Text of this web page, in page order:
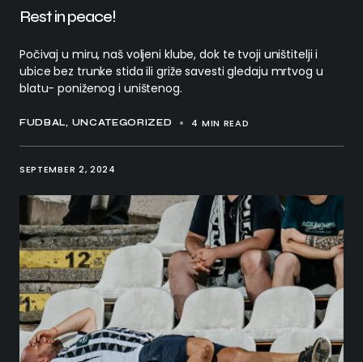
FUDBAL UNCATEGORIZED 4 MIN READ
Rest in peace!
Počivaj u miru, naš voljeni klube, dok te tvoji uništitelji i
ubice bez trunke stida ili griže savesti gledaju mrtvog u
blatu- poniženog i uništenog.
SEPTEMBER 2, 2024